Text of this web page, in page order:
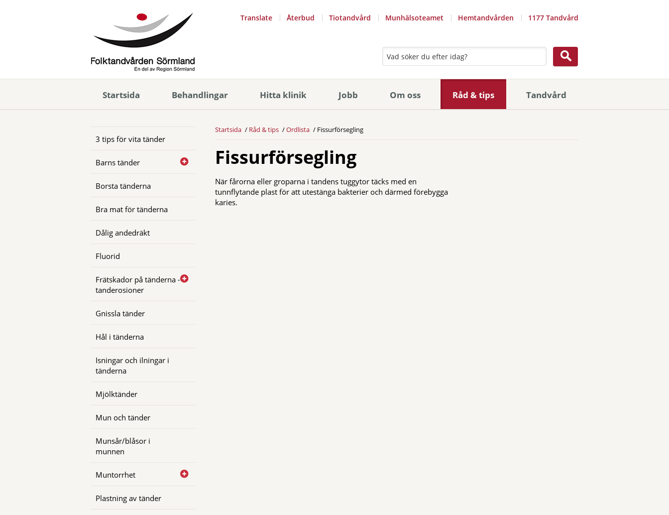
Translate Återbud Tiotandvård Munhälsoteamet Hemtandvården 1177 Tandvård
Startsida Behandlingar Hitta klinik Jobb Om oss Råd & tips Tandvård
3 tips för vita tänder
Barns tänder
Borsta tänderna
Bra mat för tänderna
Dålig andedräkt
Fluorid
Frätskador på tänderna -
tanderosioner
Gnissla tänder
Hål i tänderna
Isningar och ilningar i
tänderna
Mjölktänder
Mun och tänder
Munsår/blåsor i
munnen
Muntorrhet
Plastning av tänder
Startsida Råd & tips Ordlista Fissurförsegling
Fissurförsegling
När fårorna eller groparna i tandens tuggytor täcks med en
tunnflytande plast för att utestänga bakterier och därmed förebygga
karies.